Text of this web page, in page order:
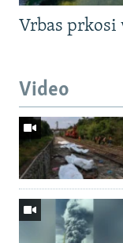
Vrbas
Video